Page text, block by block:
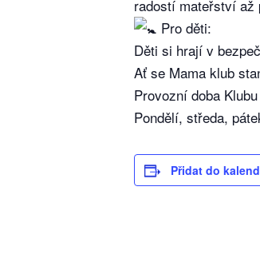
radostí mateřství až
Pro děti:
Děti si hrají v
Ať se Mama klub
Provozní doba
Pondělí, středa,
Přidat do